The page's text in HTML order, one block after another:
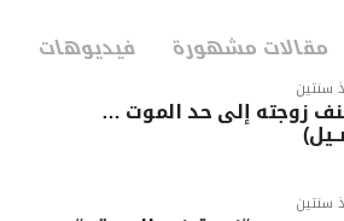
مقالات مشهورة فيديوهات
سنتين
زوجته إلى حد الموت …
سنتين